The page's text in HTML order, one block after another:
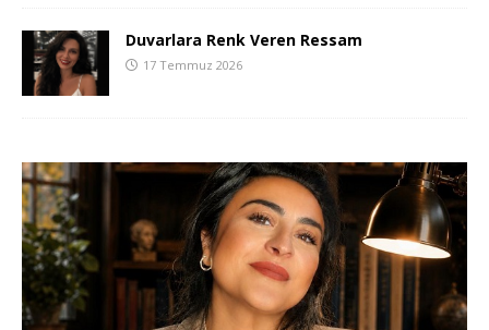
Duvarlara Renk Veren Ressam
17 Temmuz 2026